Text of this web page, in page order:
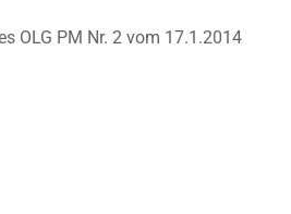
OLG PM Nr. 2 vom 17.1.2014